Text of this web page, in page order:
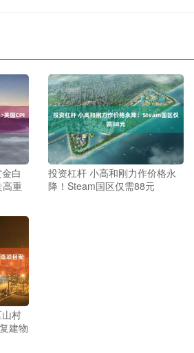
白
高重
投资杠杆 小高和刚力作价格永
降！Steam国区仅需88元
村
建物